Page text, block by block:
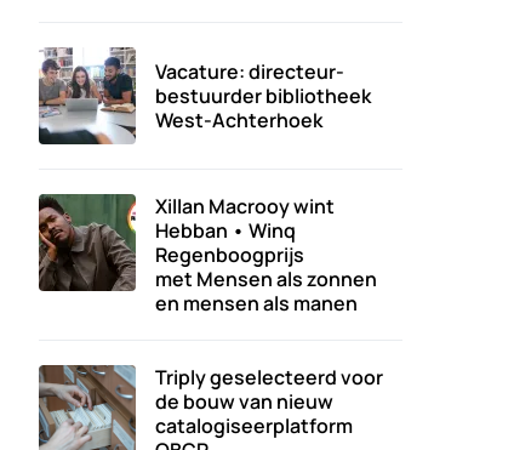
Vacature: directeur-
bestuurder bibliotheek
West-Achterhoek
Xillan Macrooy wint
Hebban • Winq
Regenboogprijs
met Mensen als zonnen
en mensen als manen
Triply geselecteerd voor
de bouw van nieuw
catalogiseerplatform